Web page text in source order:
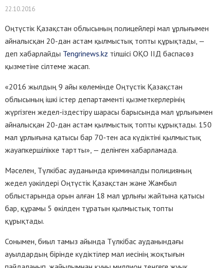
22.10.2016
Оңтүстік Қазақстан облысының полицейлері мал ұрлығымен
айналысқан 20-дан астам қылмыстық топты құрықтады, —
деп хабарлайды Tengrinews.kz тілшісі ОҚО ІІД баспасөз
қызметіне сілтеме жасап.
«2016 жылдың 9 айы көлемінде Оңтүстік Қазақстан
облысының ішкі істер департаменті қызметкерлерінің
жүргізген жедел-іздестіру шарасы барысында мал ұрлығымен
айналысқан 20-дан астам қылмыстық топты құрықтады. 150
мал ұрлығына қатысы бар 70-тен аса күдіктіні қылмыстық
жауапкершілікке тартты», — делінген хабарламада.
Мәселен, Түлкібас ауданында криминалды полицияның
жедел уәкілдері Оңтүстік Қазақстан және Жамбыл
облыстарында орын алған 18 мал ұрлығы жайтына қатысы
бар, құрамы 5 өкілден тұратын қылмыстық топты
құрықтады.
Сонымен, биыл тамыз айында Түлкібас ауданындағы
ауылдардың бірінде күдіктілер мал иесінің жоқтығын